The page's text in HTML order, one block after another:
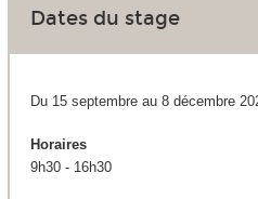
Dates du stage
Du 15 septembre au 8 décembre
Horaires
9h30 - 16h30